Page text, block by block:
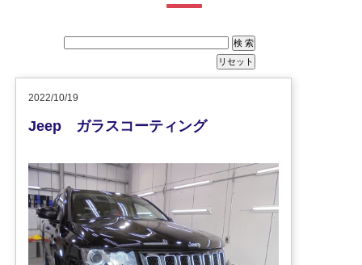
2022/10/19
Jeep ガラスコーティング